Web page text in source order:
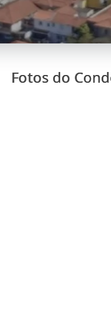
Fotos do